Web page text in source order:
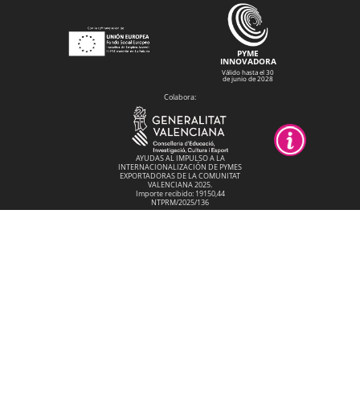
PYME
INNOVADORA
Válido hasta el 30
de junio de 2028
Colabora:
AYUDAS AL IMPULSO A LA
INTERNACIONALIZACIÓN DE PYMES
EXPORTADORAS DE LA COMUNITAT
VALENCIANA 2025.
Importe recibido: 19150,44
NTPRM/2025/136